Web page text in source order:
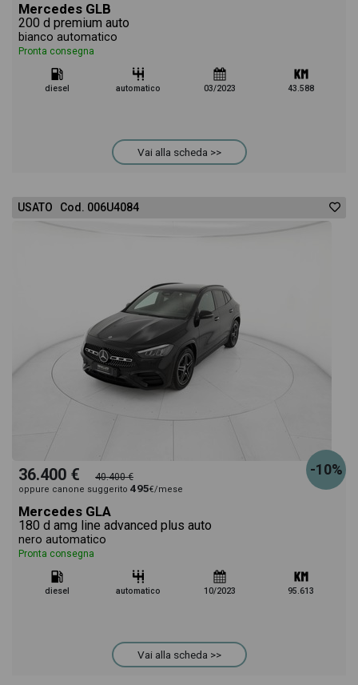
Mercedes GLB
200 d premium auto
bianco automatico
Pronta consegna
diesel automatico 03/2023 43.588
Vai alla scheda >>
USATO Cod. 006U4084
-10%
36.400 € 40.400 €
oppure canone suggerito 495€/mese
Mercedes GLA
180 d amg line advanced plus auto
nero automatico
Pronta consegna
diesel automatico 10/2023 95.613
Vai alla scheda >>